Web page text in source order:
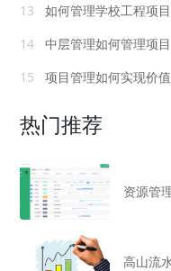
13
如何管理学校工程项
14
中层管理如何管理项目
15
项目管理如何实现价值
热门推荐
资源管
高山流